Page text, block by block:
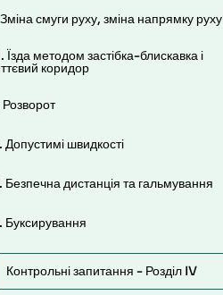
Зміна смуги руху, зміна напрямку руху
Їзда методом застібка-блискавка і
коридор
Розворот
Допустимі швидкості
Безпечна дистанція та гальмування
Буксирування
Контрольні запитання - Розділ IV